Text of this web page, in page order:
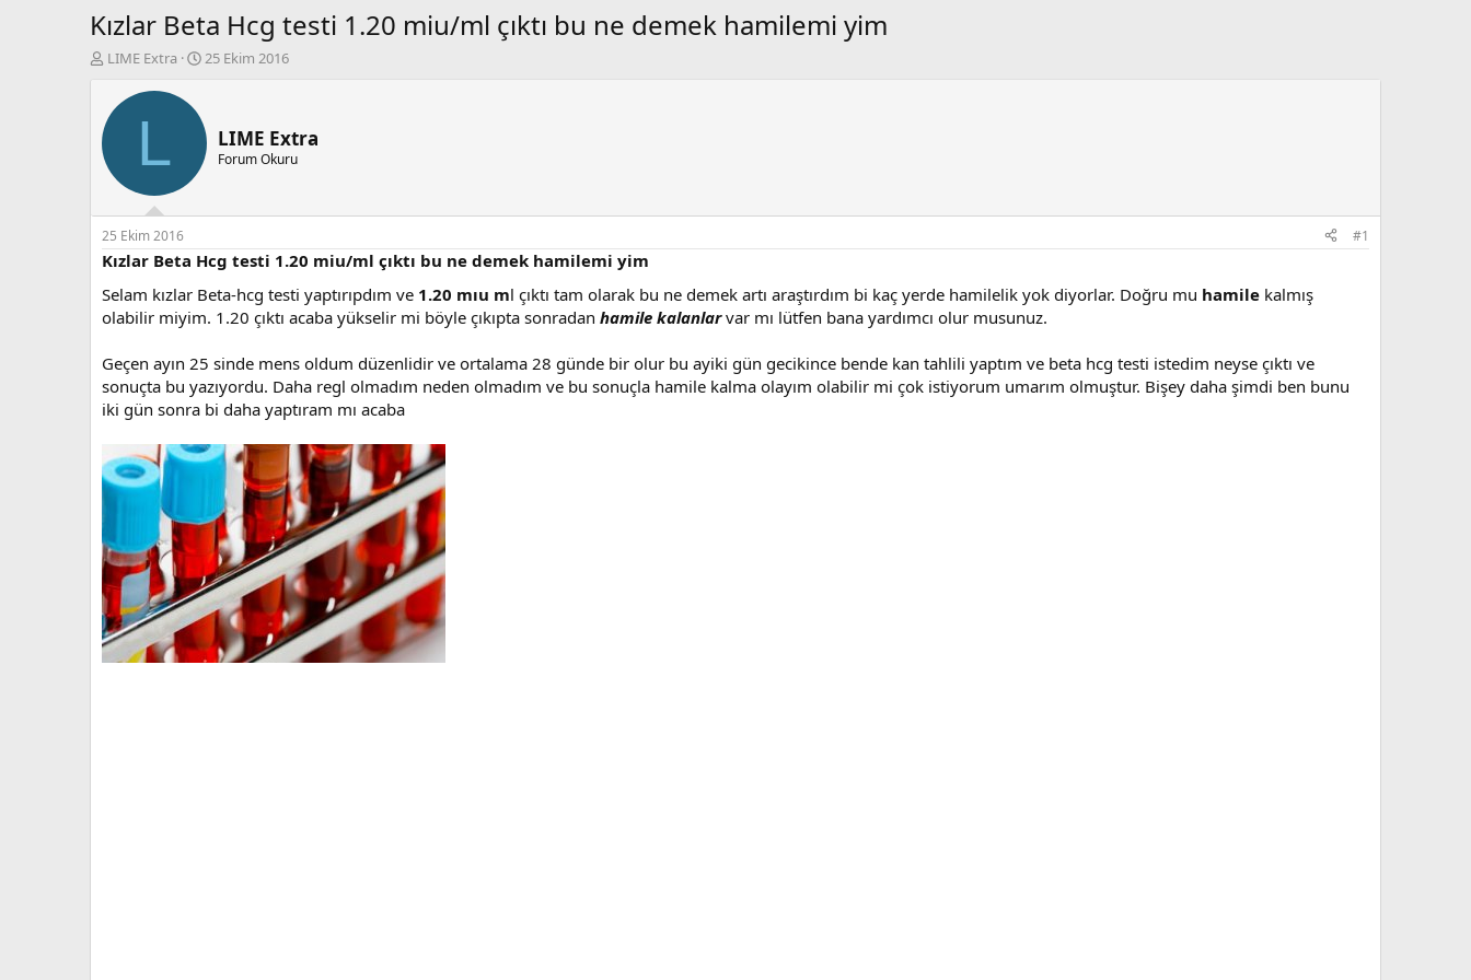
Kızlar Beta Hcg testi 1.20 miu/ml çıktı bu ne demek hamilemi yim
K
b
u
a
ş
l
a
t
a
LIME Extra
B
a
n
ç
a
r
i
h
25 Ekim 2016
L LIME Extra
Forum Okuru
25 Ekim 2016 #1
Kızlar Beta Hcg testi 1.20 miu/ml çıktı bu ne demek hamilemi yim
Selam kızlar Beta-hcg testi yaptırıpdım ve 1.20 mıu ml çıktı tam olarak bu ne demek artı araştırdım bi kaç yerde hamilelik yok diyorlar. Doğru mu hamile kalmış
olabilir miyim. 1.20 çıktı acaba yükselir mi böyle çıkıpta sonradan hamile kalanlarvar mı lütfen bana yardımcı olur musunuz.
Geçen ayın 25 sinde mens oldum düzenlidir ve ortalama 28 günde bir olur bu ayiki gün gecikince bende kan tahlili yaptım ve beta hcg testi istedim neyse çıktı ve
sonuçta bu yazıyordu. Daha regl olmadım neden olmadım ve bu sonuçla hamile kalma olayım olabilir mi çok istiyorum umarım olmuştur. Bişey daha şimdi ben bunu
iki gün sonra bi daha yaptıram mı acaba